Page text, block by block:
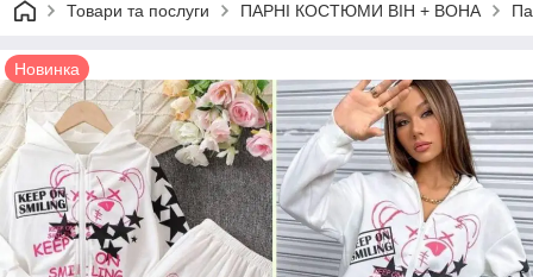
Товари та послуги ПАРНІ КОСТЮМИ ВІН + ВОНА
Новинка